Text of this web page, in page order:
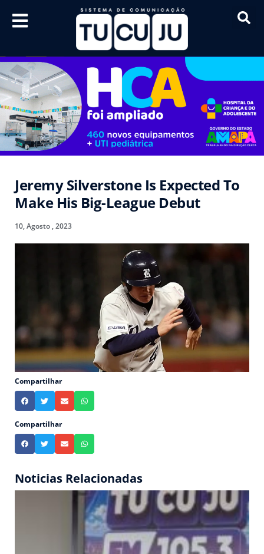
Jeremy Silverstone Is Expected To
Make His Big-League Debut
10, Agosto , 2023
Compartilhar
Compartilhar
Noticias Relacionadas